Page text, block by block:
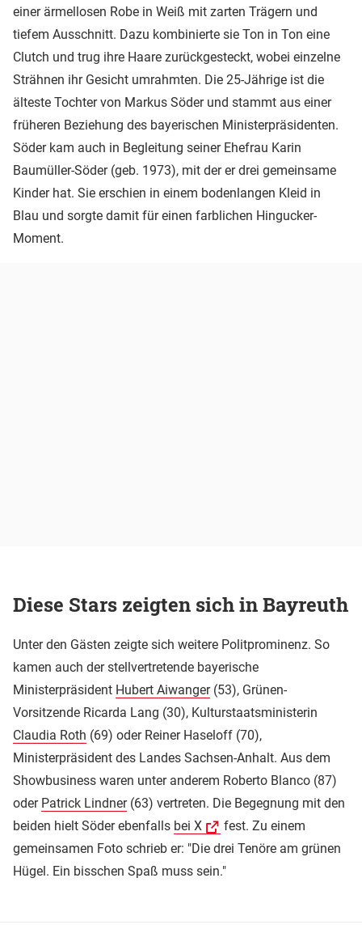
einer ärmellosen Robe in Weiß mit zarten Trägern und
tiefem Ausschnitt. Dazu kombinierte sie Ton in Ton eine
Clutch und trug ihre Haare zurückgesteckt, wobei einzelne
Strähnen ihr Gesicht umrahmten. Die 25-Jährige ist die
älteste Tochter von Markus Söder und stammt aus einer
früheren Beziehung des bayerischen Ministerpräsidenten.
Söder kam auch in Begleitung seiner Ehefrau Karin
Baumüller-Söder (geb. 1973), mit der er drei gemeinsame
Kinder hat. Sie erschien in einem bodenlangen Kleid in
Blau und sorgte damit für einen farblichen Hingucker-
Moment.
Diese Stars zeigten sich in Bayreuth
Unter den Gästen zeigte sich weitere Politprominenz. So
kamen auch der stellvertretende bayerische
Ministerpräsident Hubert Aiwanger(53), Grünen-
Vorsitzende Ricarda Lang (30), Kulturstaatsministerin
Claudia Roth (69) oder Reiner Haseloff (70),
Ministerpräsident des Landes Sachsen-Anhalt. Aus dem
Showbusiness waren unter anderem Roberto Blanco (87)
oder Patrick Lindner(63) vertreten. Die Begegnung mit den
beiden hielt Söder ebenfalls bei X
fest. Zu einem
gemeinsamen Foto schrieb er: "Die drei Tenöre am grünen
Hügel. Ein bisschen Spaß muss sein."